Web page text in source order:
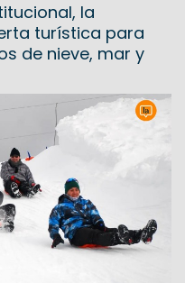
la
turística para
de nieve, mar y